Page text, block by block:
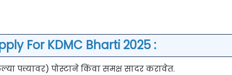
For KDMC Bharti 2025 :
पत्त्यावर) पोस्टाने किंवा समक्ष सादर करावेत.